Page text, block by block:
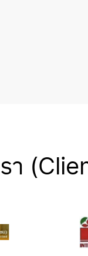
า